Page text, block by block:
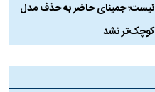
نیست؛ جمینای حاضر به حذف مدل
کوچک‌تر نشد